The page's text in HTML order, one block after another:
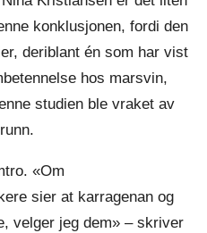
konklusjonen, fordi den
deriblant én som har vist
hos marsvin,
studien ble vraket av
«Om
sier at karragenan og
velger jeg dem» – skriver